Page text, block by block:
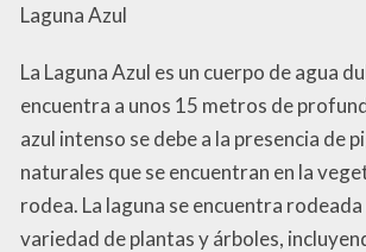
Laguna Azul
La Laguna Azul es un cuerpo de agua
encuentra a unos 15 metros de
azul intenso se debe a la presencia de
naturales que se encuentran en la
rodea. La laguna se encuentra
variedad de plantas y árboles,